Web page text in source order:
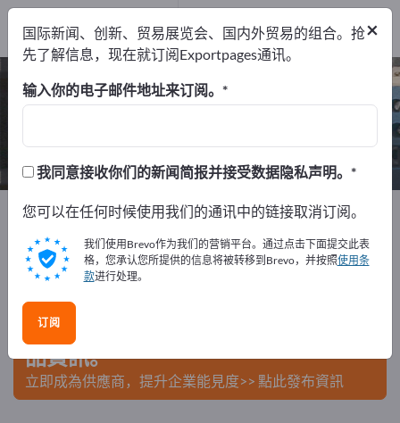
扁电缆 – 查找制造商和供应商
1 1
出口商1
制造商1
Exportpages 电气工程 电缆与电线 扁电缆
在Exportpages免費刊登廣告！
在Exportpages上發布您的公司與產
品資訊。
立即成為供應商，提升企業能見度>> 點此發布資訊
×
国际新闻、创新、贸易展览会、国内外贸易的组合。抢
先了解信息，现在就订阅Exportpages通讯。
输入你的电子邮件地址来订阅。
我同意接收你们的新闻简报并接受数据隐私声明。
您可以在任何时候使用我们的通讯中的链接取消订阅。
我们使用Brevo作为我们的营销平台。通过点击下面提交此表
格，您承认您所提供的信息将被转移到Brevo，并按照使用条
款进行处理。
订阅